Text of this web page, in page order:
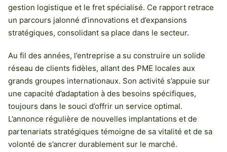
gestion logistique et le fret spécialisé. Ce rapport retrace
un parcours jalonné d’innovations et d’expansions
stratégiques, consolidant sa place dans le secteur.
Au fil des années, l’entreprise a su construire un solide
réseau de clients fidèles, allant des PME locales aux
grands groupes internationaux. Son activité s’appuie sur
une capacité d’adaptation à des besoins spécifiques,
toujours dans le souci d’offrir un service optimal.
L’annonce régulière de nouvelles implantations et de
partenariats stratégiques témoigne de sa vitalité et de sa
volonté de s’ancrer durablement sur le marché.